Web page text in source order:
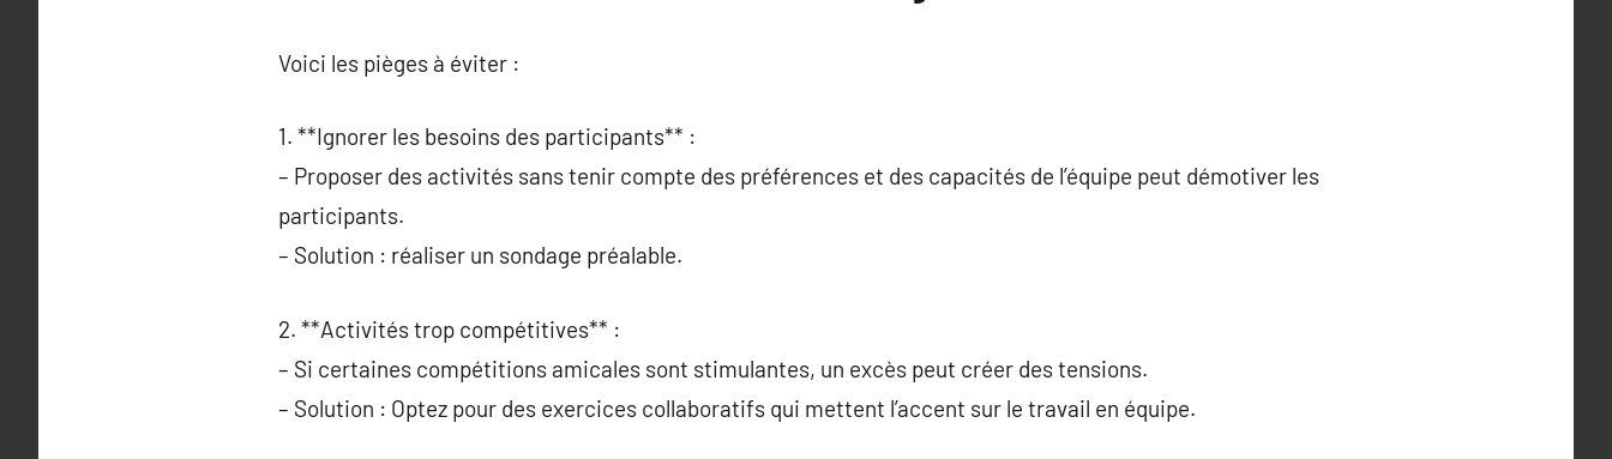
Voici les pièges à éviter :
1. **Ignorer les besoins des participants** :
– Proposer des activités sans tenir compte des préférences et des capacités de l’équipe peut démotiver les
participants.
– Solution : réaliser un sondage préalable.
2. **Activités trop compétitives** :
– Si certaines compétitions amicales sont stimulantes, un excès peut créer des tensions.
– Solution : Optez pour des exercices collaboratifs qui mettent l’accent sur le travail en équipe.